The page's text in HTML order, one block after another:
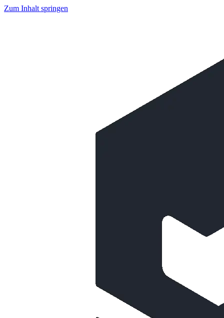
Zum Inhalt springen